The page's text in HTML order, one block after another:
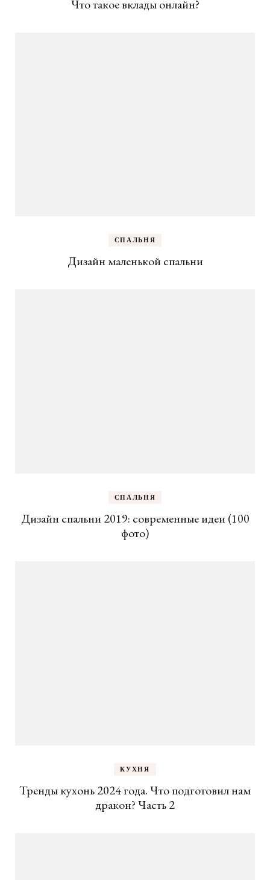
Что такое вклады онлайн?
СПАЛЬНЯ
Дизайн маленькой спальни
СПАЛЬНЯ
Дизайн спальни 2019: современные идеи (100
фото)
КУХНЯ
Тренды кухонь 2024 года. Что подготовил нам
дракон? Часть 2